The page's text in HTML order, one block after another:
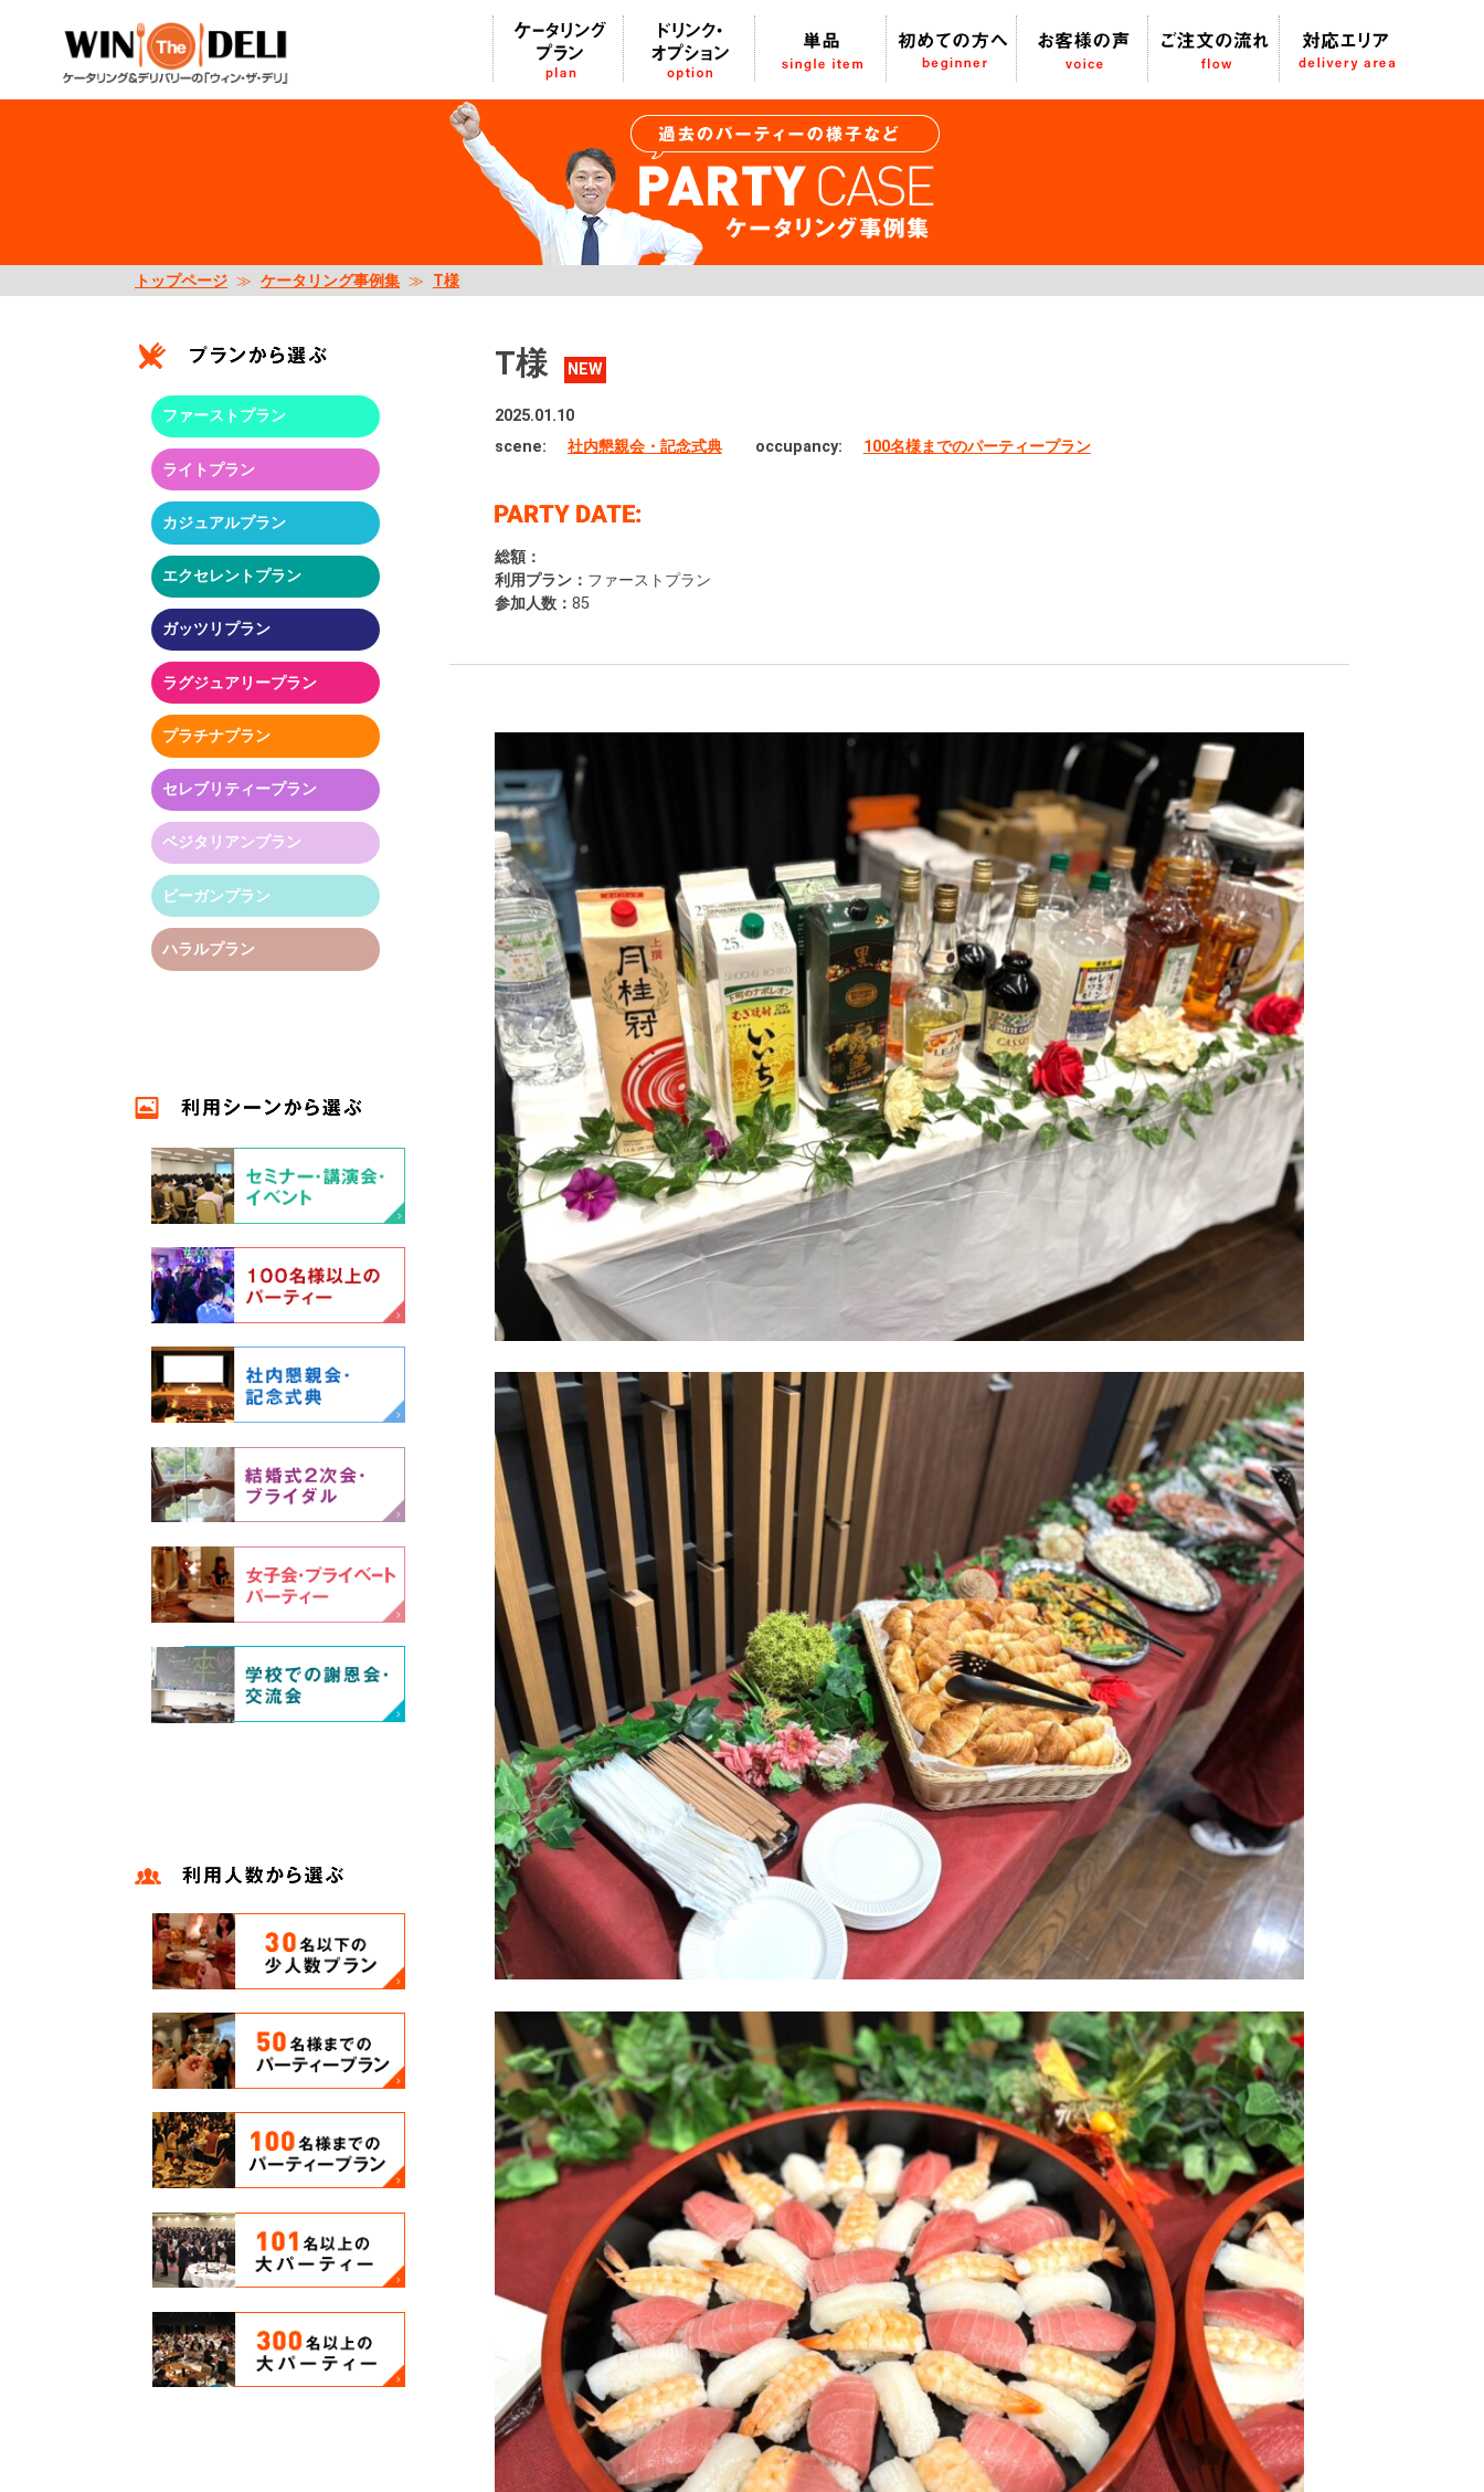
トップページ ≫ ケータリング事例集 ≫ T様
T様 NEW
2025.01.10
scene:
社内懇親会・記念式典 occupancy: 100名様までのパーティープラン
総額：
利用プラン： ファーストプラン
参加人数： 85
ファーストプラン
ライトプラン
カジュアルプラン
エクセレントプラン
ガッツリプラン
ラグジュアリープラン
プラチナプラン
セレブリティープラン
ベジタリアンプラン
ビーガンプラン
ハラルプラン